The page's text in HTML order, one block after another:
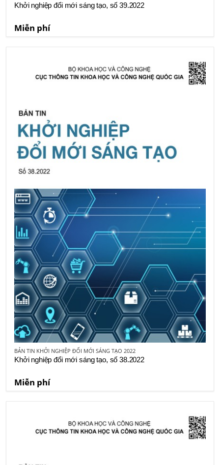
Khởi nghiệp đổi mới sáng tạo, số 39.2022
Miễn phí
BẢN TIN KHỞI NGHIỆP ĐỔI MỚI SÁNG TẠO 2022
Khởi nghiệp đổi mới sáng tạo, số 38.2022
Miễn phí